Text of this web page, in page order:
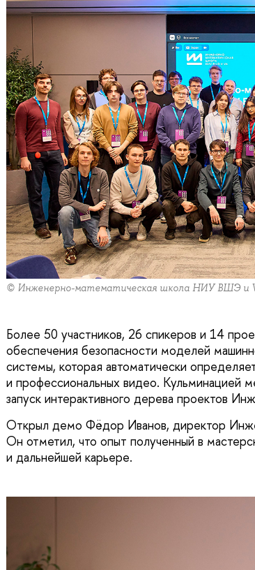
© Инженерно-математическая школа НИУ ВШЭ и
Более 50 участников, 26 спикеров и 14
обеспечения безопасности моделей
системы, которая автоматически
и профессиональных видео. Кульминацией
запуск интерактивного дерева проектов
Открыл демо Фёдор Иванов, директор
Он отметил, что опыт полученный в
и дальнейшей карьере.